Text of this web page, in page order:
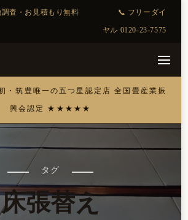
タグ
床張替え